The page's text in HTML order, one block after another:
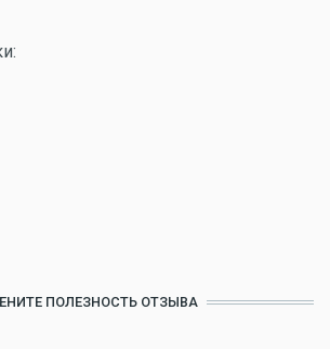
ПОЛЕЗНОСТЬ ОТЗЫВА